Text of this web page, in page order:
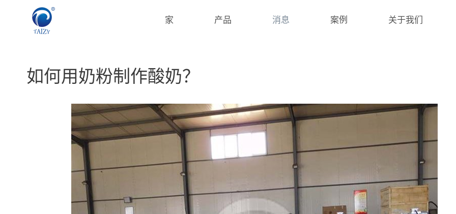
家 产品 消息 案例 关于我们
如何用奶粉制作酸奶？